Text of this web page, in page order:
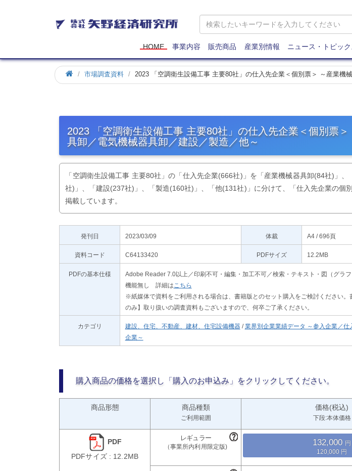
矢
野
研
究
所
HOME 事業内容 販売商品 産業別情報 ニュース・トピック
市場調査資料 2023 「空調衛生設備工事 主要80社」の仕入先企業＜個別票＞ ～産業機
2023 「空調衛生設備工事 主要80社」の仕入先企業＜個別票
具卸／電気機械器具卸／建設／製造／他～
「空調衛生設備工事 主要80社」の「仕入先企業(666社)」を「産業機械器具卸(84社)」
社)」、「建設(237社)」、「製造(160社)」、「他(131社)」に分けて、「仕入先企業の個
掲載しています。
発刊日 2023/03/09 体裁 A4 / 696頁
資料コード C64133420 PDFサイズ 12.2MB
PDFの基本仕様
Adobe Reader 7.0以上／印刷不可・編集・加工不可／検索・テキスト・図（グラ
機能無し 詳細は こちら
※紙媒体で資料をご利用される場合は、書籍版とのセット購入をご検討ください。
のみ】取り扱いの調査資料もございますので、何卒ご了承ください。
カテゴリ 建設、住宅、不動産、建材、住宅設備機器/業界別企業業績データ ～参入企業／仕
企業～
購入商品の価格を選択し「購入のお申込み」をクリックしてください。
商品形態 商品種類
ご利用範囲
価格(税込)
下段:本体価格
PDF
PDFサイズ : 12.2MB
132,000
120,000